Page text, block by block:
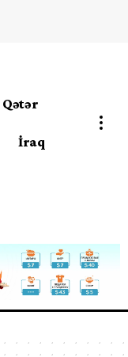
Qətər
İraq